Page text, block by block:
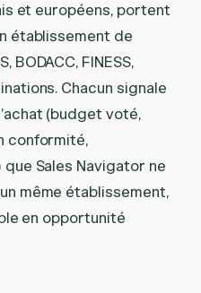
et européens, portent
établissement de
BODACC, FINESS,
Chacun signale
(budget voté,
conformité,
Sales Navigator ne
même établissement,
en opportunité